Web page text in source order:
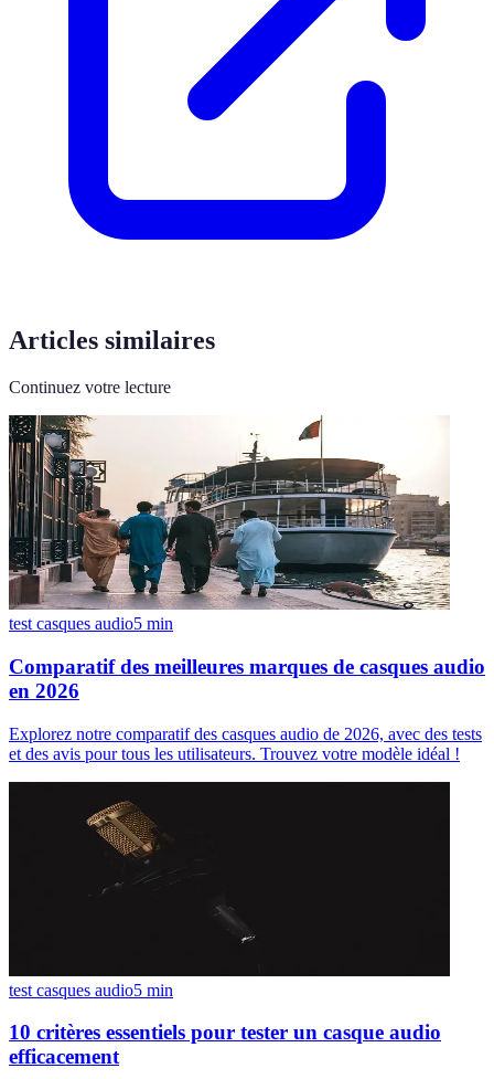
Articles similaires
Continuez votre lecture
test casques audio5 min
Comparatif des meilleures marques de casques audio
en 2026
Explorez notre comparatif des casques audio de 2026, avec des tests
et des avis pour tous les utilisateurs. Trouvez votre modèle idéal !
test casques audio5 min
10 critères essentiels pour tester un casque audio
efficacement